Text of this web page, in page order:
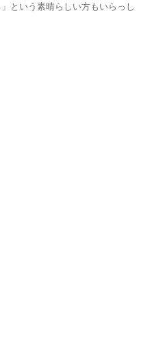
という素晴らしい方もいらっし